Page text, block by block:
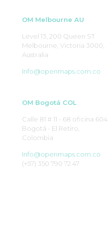
OM Melbourne AU
Level 13, 200 Queen ST
Melbourne, Victoria 3000,
Australia
Info@openmaps.com.co
OM Bogotá COL
Calle 81 # 11 - 68 oficina 604
Bogotá - El Retiro,
Colombia
Info@openmaps.com.co
(+57) 350 790 72 47